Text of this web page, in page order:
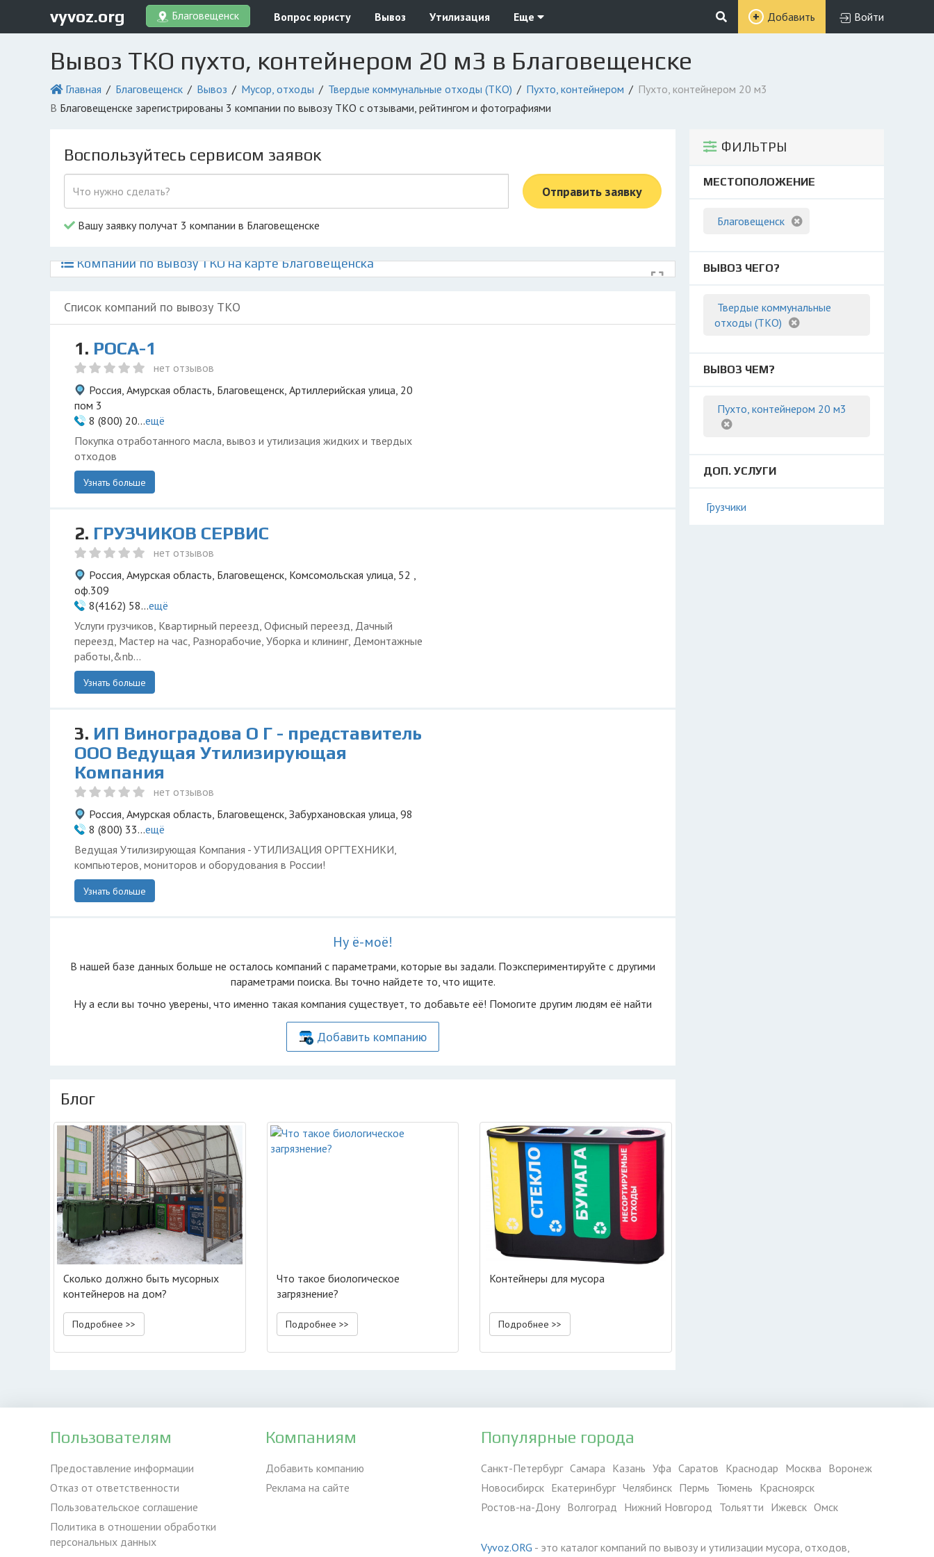
vyvoz.org Благовещенск Вопрос юристу Вывоз Утилизация Еще Добавить Войти
Вывоз ТКО пухто, контейнером 20 м3 в Благовещенске
Главная Благовещенск Вывоз Мусор, отходы Твердые коммунальные отходы (ТКО) Пухто, контейнером
Пухто, контейнером 20 м3
в Благовещенске зарегистрированы 3 компании по вывозу ТКО с отзывами, рейтингом и фотографиями
ФИЛЬТРЫ
МЕСТОПОЛОЖЕНИЕ
Благовещенск
ВЫВОЗ ЧЕГО?
Твердые коммунальные
отходы (ТКО)
ВЫВОЗ ЧЕМ?
Пухто, контейнером 20 м3
ДОП. УСЛУГИ
Грузчики
Воспользуйтесь сервисом заявок
Отправить заявку
Вашу заявку получат 3 компании в Благовещенске
Компании по вывозу ТКО на карте Благовещенска
Список компаний по вывозу ТКО
1. РОСА-1
нет отзывов
Россия, Амурская область, Благовещенск, Артиллерийская улица, 20
пом 3
8 (800) 20...ещё
Покупка отработанного масла, вывоз и утилизация жидких и твердых
отходов
Узнать больше
2. ГРУЗЧИКОВ СЕРВИС
нет отзывов
Россия, Амурская область, Благовещенск, Комсомольская улица, 52 ,
оф.309
8(4162) 58...ещё
Услуги грузчиков, Квартирный переезд, Офисный переезд, Дачный
переезд, Мастер на час, Разнорабочие, Уборка и клининг, Демонтажные
работы,&nb...
Узнать больше
3. ИП Виноградова О Г - представитель
ООО Ведущая Утилизирующая
Компания
нет отзывов
Россия, Амурская область, Благовещенск, Забурхановская улица, 98
8 (800) 33...ещё
Ведущая Утилизирующая Компания - УТИЛИЗАЦИЯ ОРГТЕХНИКИ,
компьютеров, мониторов и оборудования в России!
Узнать больше
Ну ё-моё!
В нашей базе данных больше не осталоcь компаний с параметрами, которые вы задали. Поэкспериментируйте с другими
параметрами поиска. Вы точно найдете то, что ищите.
Ну а если вы точно уверены, что именно такая компания существует, то добавьте её! Помогите другим людям её найти
Добавить компанию
Блог
Сколько должно быть мусорных
контейнеров на дом?
Подробнее >>
Что такое биологическое
загрязнение?
Подробнее >>
Контейнеры для мусора
Подробнее >>
Пользователям
Предоставление информации
Отказ от ответственности
Пользовательское соглашение
Политика в отношении обработки
персональных данных
Компаниям
Добавить компанию
Реклама на сайте
Популярные города
Санкт-Петербург Самара Казань Уфа Саратов Краснодар Москва Воронеж
Новосибирск Екатеринбург Челябинск Пермь Тюмень Красноярск
Ростов-на-Дону Волгоград Нижний Новгород Тольятти Ижевск Омск
Vyvoz.ORG - это каталог компаний по вывозу и утилизации мусора, отходов,